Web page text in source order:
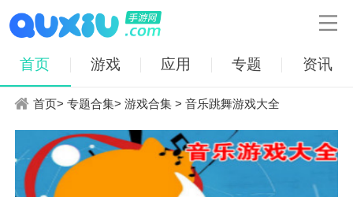

首页 游戏 应用 专题 资讯
首页>专题合集>游戏合集 > 音乐跳舞游戏大全